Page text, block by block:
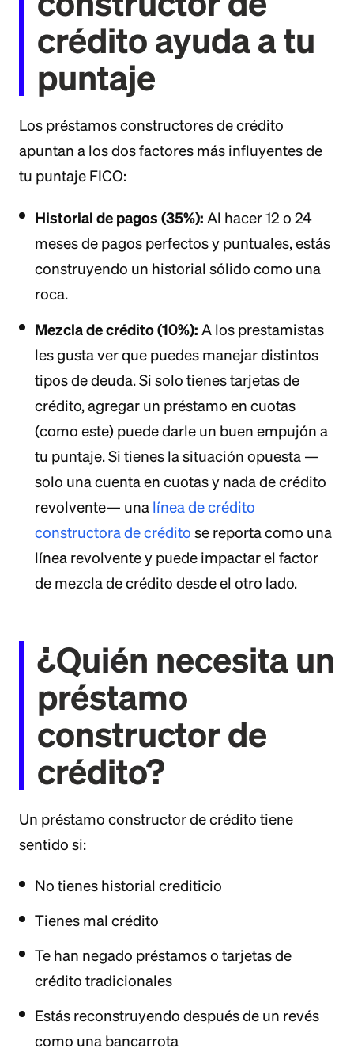
crédito ayuda a tu
puntaje
Los préstamos constructores de crédito
apuntan a los dos factores más influyentes de
tu puntaje FICO:
Historial de pagos (35%): Al hacer 12 o 24
meses de pagos perfectos y puntuales, estás
construyendo un historial sólido como una
roca.
Mezcla de crédito (10%): A los prestamistas
les gusta ver que puedes manejar distintos
tipos de deuda. Si solo tienes tarjetas de
crédito, agregar un préstamo en cuotas
(como este) puede darle un buen empujón a
tu puntaje. Si tienes la situación opuesta —
solo una cuenta en cuotas y nada de crédito
revolvente— una línea de crédito
constructora de crédito se reporta como una
línea revolvente y puede impactar el factor
de mezcla de crédito desde el otro lado.
¿Quién necesita un
préstamo
constructor de
crédito?
Un préstamo constructor de crédito tiene
sentido si:
No tienes historial crediticio
Tienes mal crédito
Te han negado préstamos o tarjetas de
crédito tradicionales
Estás reconstruyendo después de un revés
como una bancarrota